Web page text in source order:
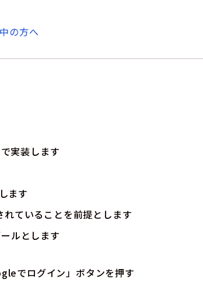
の方へ
実装します
ます
ていることを前提とします
ルとします
でログイン」ボタンを押す